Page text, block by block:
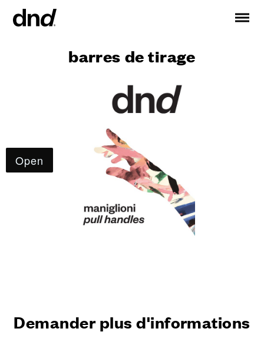
TOUS LES PRODUITS
Poignées de fenêtres
Barres de tirage pour portes et portes d’entrée
Boutons pour portes
Boutons et accessoires pour meubles
barres de tirage
Demander plus d'informations